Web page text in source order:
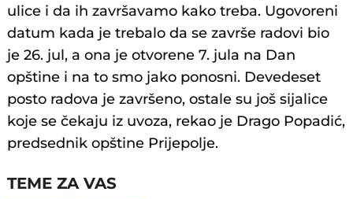
ulice i da ih završavamo kako treba. Ugovoreni
datum kada je trebalo da se završe radovi bio
je 26. jul, a ona je otvorene 7. jula na Dan
opštine i na to smo jako ponosni. Devedeset
posto radova je završeno, ostale su još sijalice
koje se čekaju iz uvoza, rekao je Drago Popadić,
predsednik opštine Prijepolje.
TEME ZA VAS